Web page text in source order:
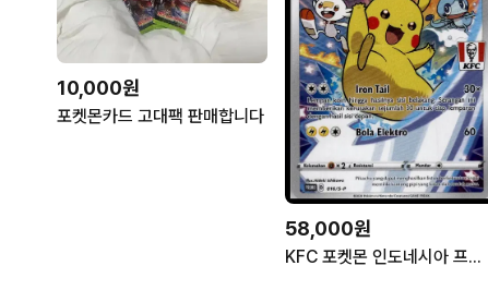
10,000원
포켓몬카드 고대팩 판매합니다
58,000원
KFC 포켓몬 인도네시아 프로모팩 1팩